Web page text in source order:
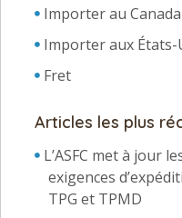
Importer au Canada
Importer aux États-
Fret
Articles les plus
L’ASFC met à jour
exigences
TPG et TPMD